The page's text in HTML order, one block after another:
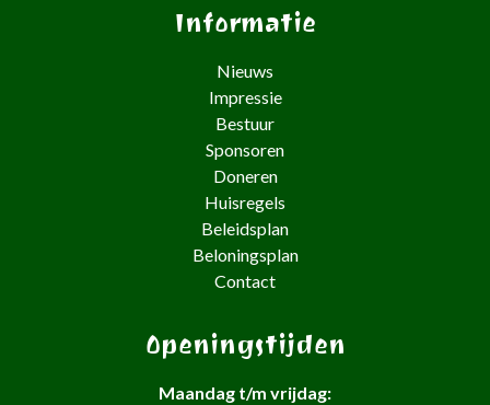
Informatie
Nieuws
Impressie
Bestuur
Sponsoren
Doneren
Huisregels
Beleidsplan
Beloningsplan
Contact
Openingstijden
Maandag t/m vrijdag: